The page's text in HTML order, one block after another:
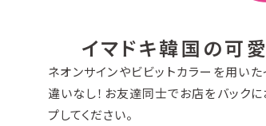
イマドキ韓国の可
ネオンサインやビビットカラーを用い
違いなし！お友達同士でお店をバック
プしてください。